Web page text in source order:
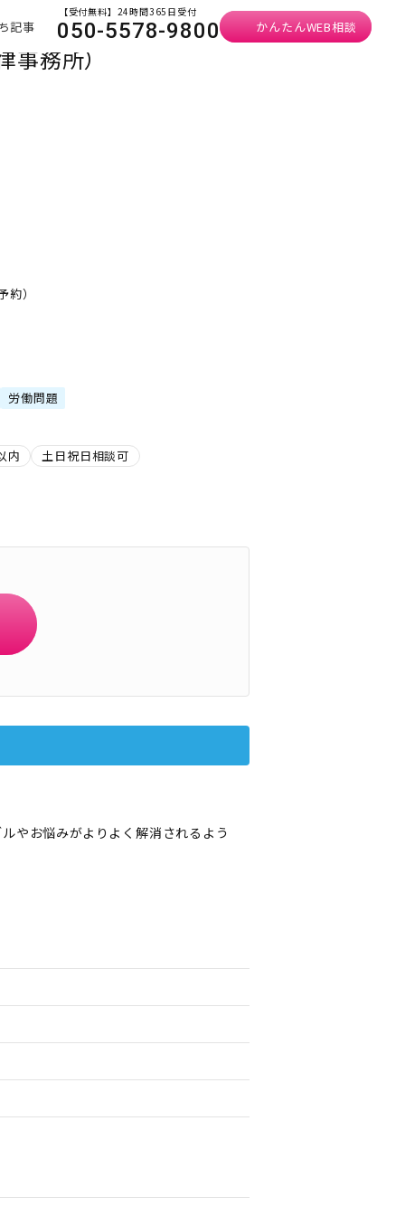
記事
【受付無料】24時間365日受付
050-5578-9800 かんたんWEB相談
務所）
）
労働問題
内 土日祝日相談可
やお悩みがよりよく解消されるよう